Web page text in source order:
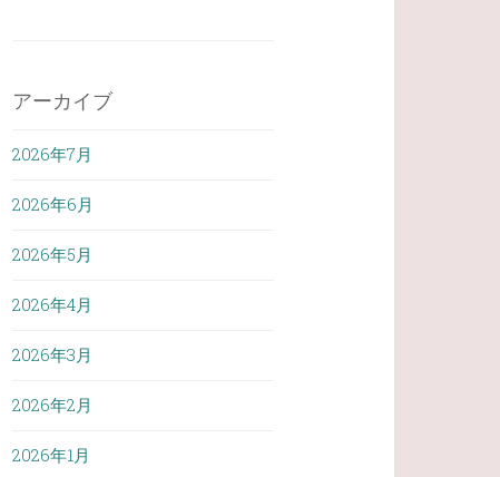
アーカイブ
2026年7月
2026年6月
2026年5月
2026年4月
2026年3月
2026年2月
2026年1月